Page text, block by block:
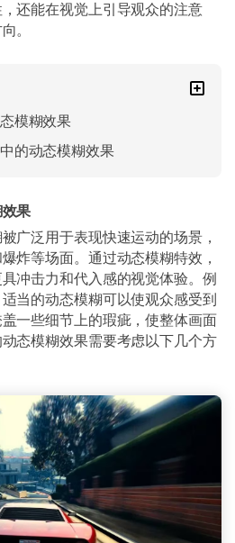
还能在视觉上引导观众的注意
。
模糊效果
的动态模糊效果
果
广泛用于表现快速运动的场景，
炸等场面。通过动态模糊特效，
冲击力和代入感的视觉体验。例
当的动态模糊可以使观众感受到
一些细节上的瑕疵，使整体画面
态模糊效果需要考虑以下几个方